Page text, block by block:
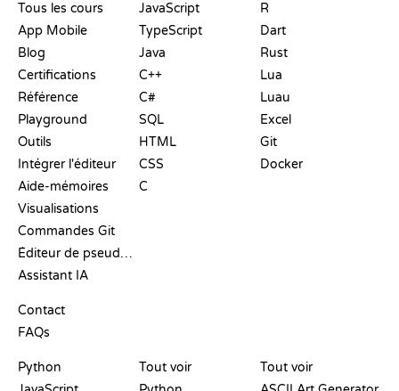
Tous les cours
App Mobile
Blog
Certifications
Référence
Playground
Outils
Intégrer l'éditeur
Aide-mémoires
Visualisations
Commandes Git
Éditeur de pseudo-code
Assistant IA
Contact
FAQs
JavaScript
TypeScript
Java
C++
C#
SQL
HTML
CSS
C
R
Dart
Rust
Lua
Luau
Excel
Git
Docker
Python
Tout voir
Tout voir